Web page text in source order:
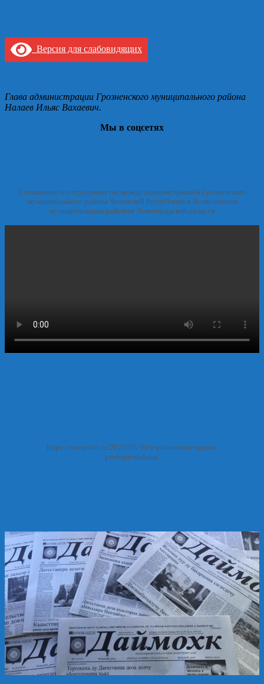
Версия для слабовидящих
Глава администрации Грозненского муниципального района
Налаев Ильяс Вахаевич.
Мы в соцсетях
Соглашение о сотрудничестве между администрацией Грозненского
муниципального района Чеченской Республики и Всеволжским
муниципальным районом Ленинградской области
https://zovzemli.ru/2025/07/30/v-prokurature-rajona-
preduprezhdajut/